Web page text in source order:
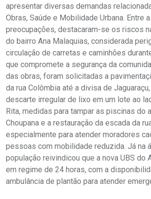
apresentar diversas demandas
Obras, Saúde e Mobilidade Urbana. Entre
preocupações, destacaram-se os riscos
do bairro Ana Malaquias, considerada
circulação de carretas e caminhões
que compromete a segurança da
das obras, foram solicitadas a
da rua Colômbia até a divisa de
descarte irregular de lixo em um lote ao
Rita, medidas para tampar as piscinas do
Choupana e a restauração da escada da
especialmente para atender moradores
pessoas com mobilidade reduzida. Já na
população reivindicou que a nova UBS do
em regime de 24 horas, com a
ambulância de plantão para atender